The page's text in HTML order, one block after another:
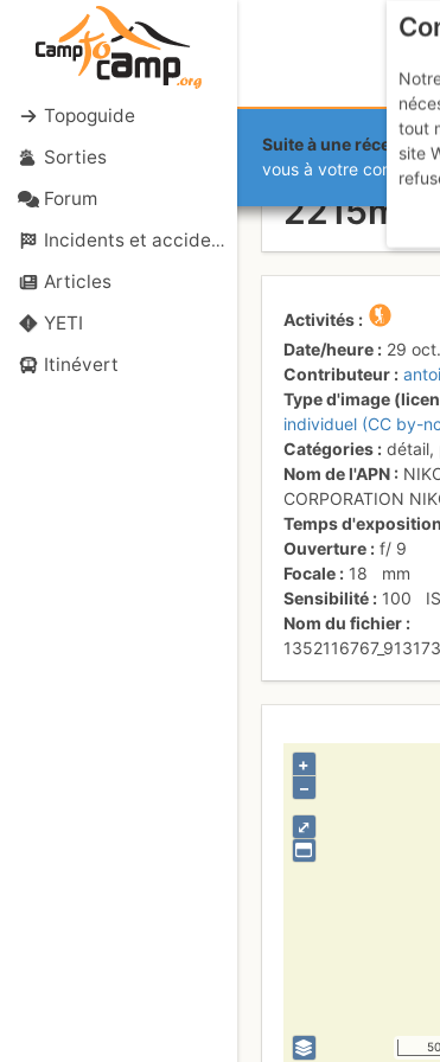
Topoguide
Sorties
Forum
Incidents et accidents
Articles
YETI
Itinévert
Suite à une récente
vous à votre compte
Col
2215m
Activités
Date/heure
29
Contributeur
Type d'image
individuel (CC by-
Catégories
détail,
Nom de l'APN
CORPORATION
Temps d'exposition
Ouverture
f/9
Focale
18
mm
Sensibilité
100
Nom du fichier
⤢
+
–
tout
site